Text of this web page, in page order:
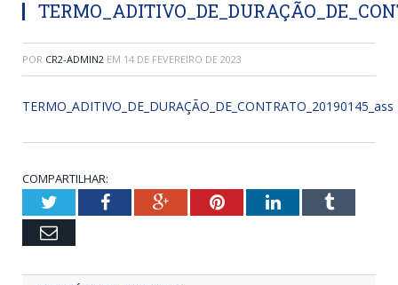
POR CR2-ADMIN2 EM 14 DE FEVEREIRO DE 2023
TERMO_ADITIVO_DE_DURAÇÃO_DE_CONTRATO_20190145_ass
COMPARTILHAR:
TwitterFacebookGoogle+PinterestLinkedInTumblr
Email